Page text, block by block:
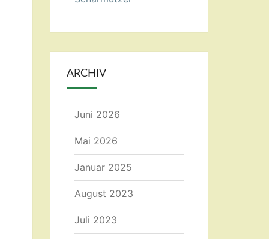
ARCHIV
Juni 2026
Mai 2026
Januar 2025
August 2023
Juli 2023